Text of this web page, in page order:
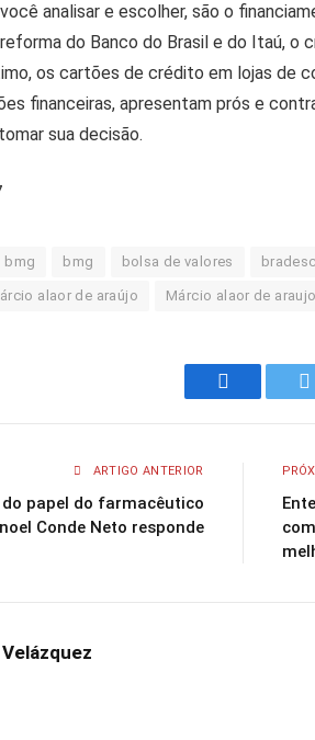
analisar e escolher, são o
do Banco do Brasil e do Itaú, o
os cartões de crédito em lojas de
financeiras, apresentam prós e
sua decisão.
bmg bmg bolsa de valores
alaor de araújo Márcio alaor de araujo
Facebook
ARTIGO ANTERIOR
papel do farmacêutico
Conde Neto responde